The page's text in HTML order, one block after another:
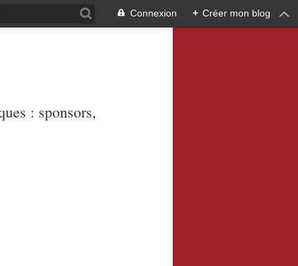
Connexion + Créer mon blog
: sponsors,